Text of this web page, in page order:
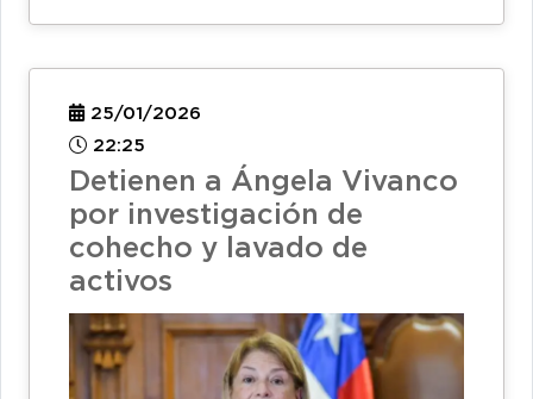
25/01/2026
22:25
Detienen a Ángela Vivanco
por investigación de
cohecho y lavado de
activos